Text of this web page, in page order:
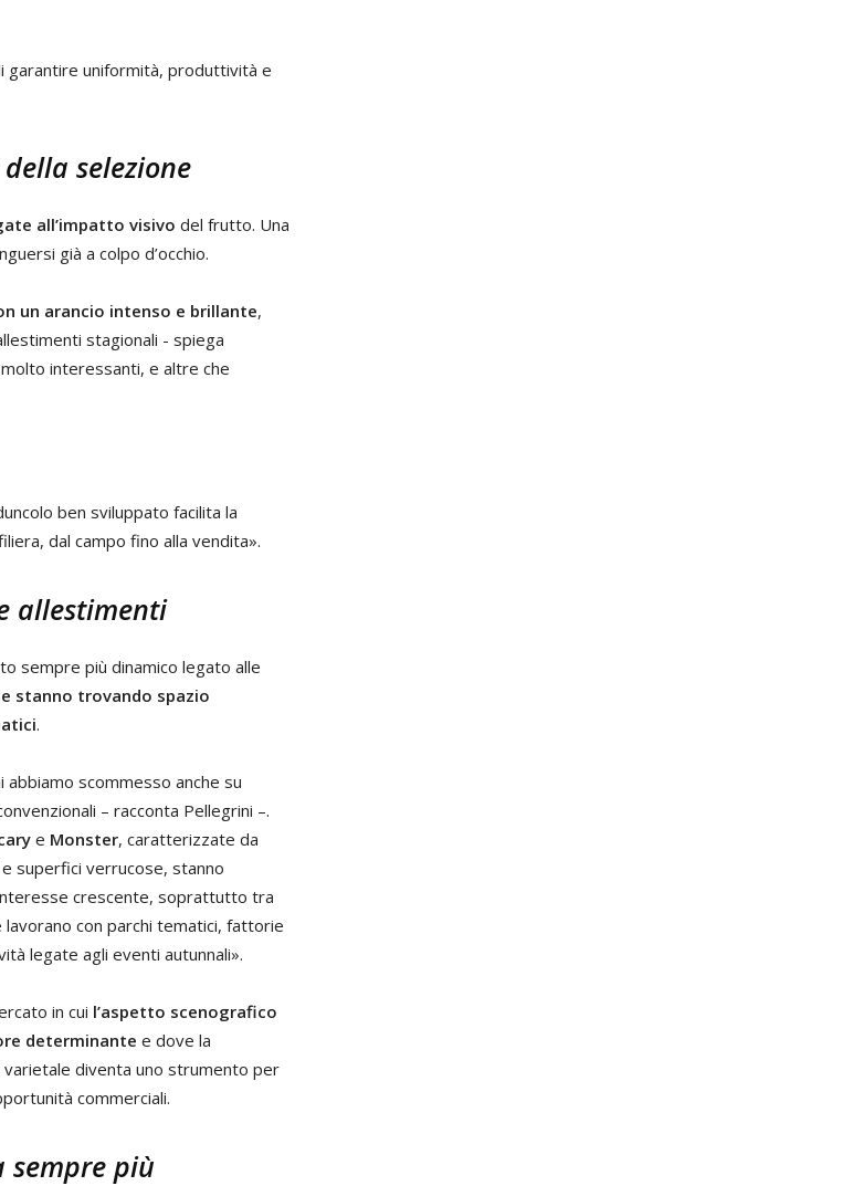
garantire uniformità, produttività e
selezione
all’impatto visivo del frutto. Una
già a colpo d’occhio.
un arancio intenso e brillante,
stagionali - spiega
interessanti, e altre che
ben sviluppato facilita la
dal campo fino alla vendita».
allestimenti
sempre più dinamico legato alle
stanno trovando spazio
.
abbiamo scommesso anche su
– racconta Pellegrini –.
e Monster, caratterizzate da
superfici verrucose, stanno
crescente, soprattutto tra
lavorano con parchi tematici, fattorie
legate agli eventi autunnali».
in cui l’aspetto scenografico
determinante e dove la
diventa uno strumento per
commerciali.
sempre più